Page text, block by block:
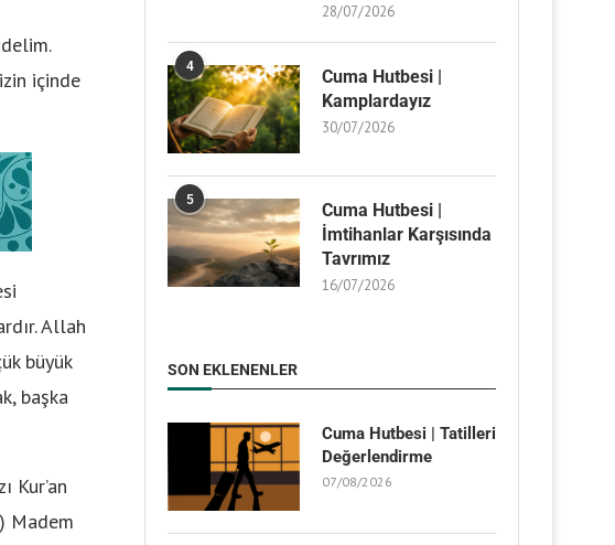
içinde
Allah
büyük
başka
Kur’an
Madem
28/07/2026
4
Cuma Hutbesi |
Kamplardayız
30/07/2026
5
Cuma Hutbesi |
İmtihanlar Karşısında
Tavrımız
16/07/2026
SON EKLENENLER
Cuma Hutbesi | Tatilleri
Değerlendirme
07/08/2026